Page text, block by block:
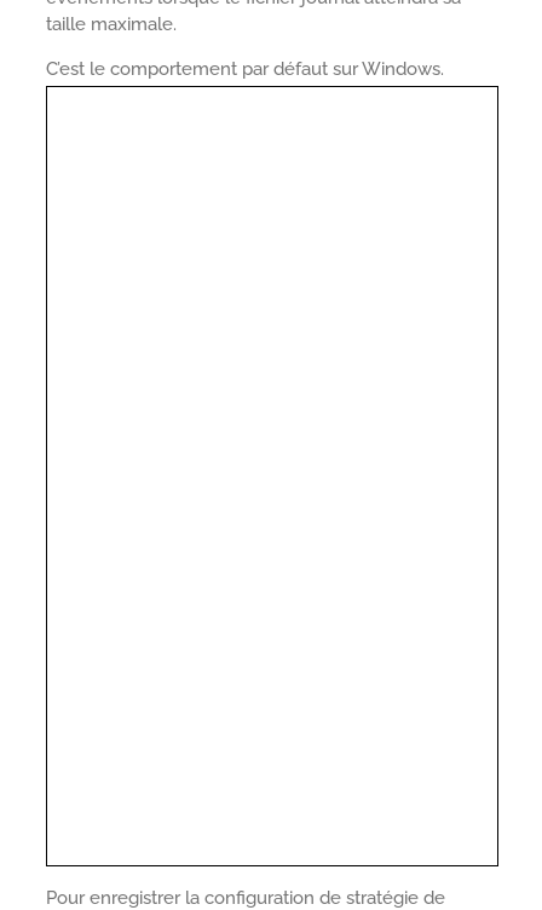
taille maximale.
C’est le comportement par défaut sur Windows.
Pour enregistrer la configuration de stratégie de